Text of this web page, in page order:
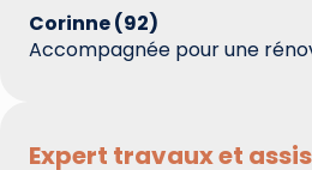
Corinne (92)
Accompagnée pour une
Expert travaux et